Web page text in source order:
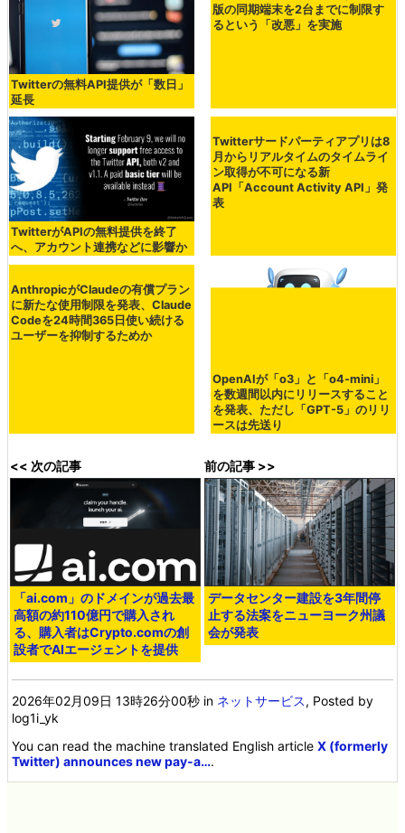
Twitterの無料API提供が「数日」
延長
るという「改悪」を実施
TwitterがAPIの無料提供を終了
へ、アカウント連携などに影響か
ン取得が不可になる新
Codeを24時間365日使い続ける
ユーザーを抑制するためか
を発表、ただし「GPT-5」のリリ
ースは先送り
<< 次の記事
「ai.com」のドメインが過去最
高額の約110億円で購入され
る、購入者はCrypto.comの創
設者でAIエージェントを提供
前の記事 >>
止する法案をニューヨーク州議
会が発表
2026年02月09日 13時26分00秒in
log1i_yk